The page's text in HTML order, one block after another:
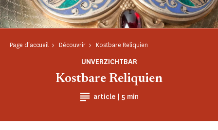
Page d'accueil Découvrir Kostbare Reliquien
UNVERZICHTBAR
article | Lesezeit
5 min
Kostbare Reliquien